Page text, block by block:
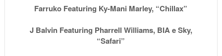
Farruko Featuring Ky-Mani Marley, “Chillax”
J Balvin Featuring Pharrell Williams, BIA e Sky,
“Safari”